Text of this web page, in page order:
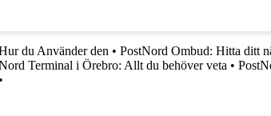
du Använder den • PostNord Ombud: Hitta ditt
Terminal i Örebro: Allt du behöver veta •
•